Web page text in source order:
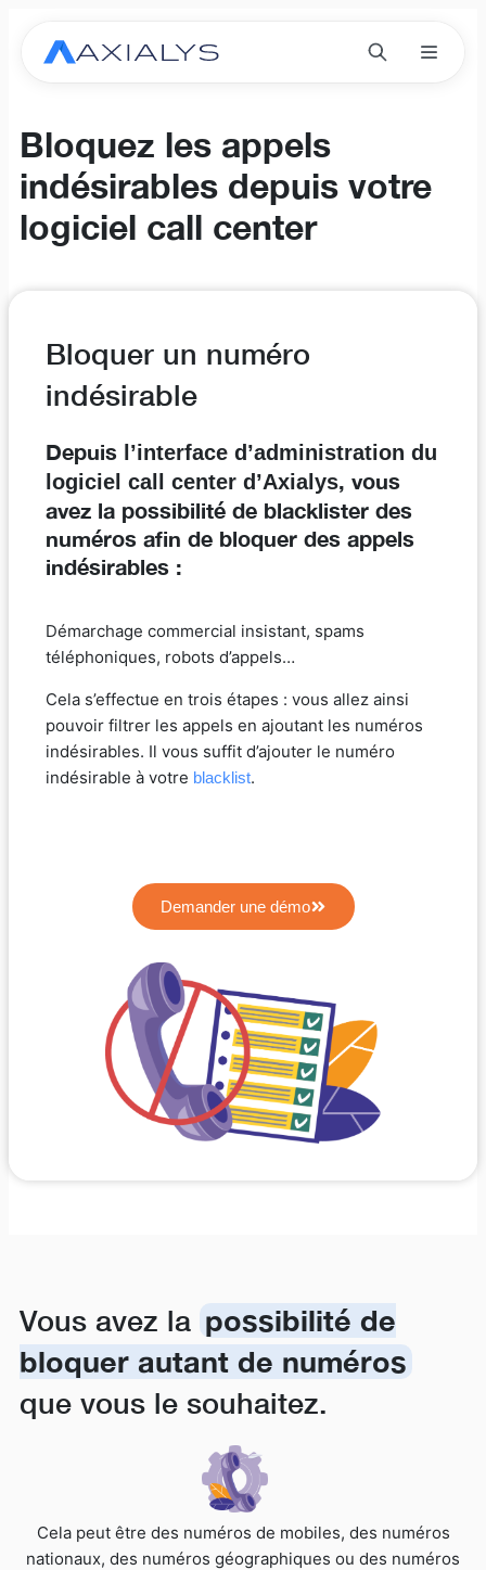
Bloquez les appels
indésirables depuis votre
logiciel call center
Bloquer un numéro
indésirable
Depuis l’interface d’administration du
logiciel call center d’Axialys, vous
avez la possibilité de blacklister des
numéros afin de bloquer des appels
indésirables :
Démarchage commercial insistant, spams
téléphoniques, robots d’appels…
Cela s’effectue en trois étapes : vous allez ainsi
pouvoir filtrer les appels en ajoutant les numéros
indésirables. Il vous suffit d’ajouter le numéro
indésirable à votre blacklist.
Demander une démo
Vous avez la possibilité de
bloquer autant de numéros
que vous le souhaitez.
Cela peut être des numéros de mobiles, des numéros
nationaux, des numéros géographiques ou des numéros